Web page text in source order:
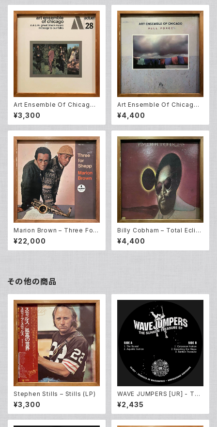
Art Ensemble Of Chicago –
Message To Our Folks (L
P)
¥3,300
Art Ensemble Of Chicago –
Full Force (LP)
¥4,400
Marion Brown – Three For
Shepp (LP)
¥22,000
Billy Cobham – Total Eclip
se (LP)
¥4,400
その他の商品
Stephen Stills – Stills (LP)
¥3,300
WAVE JUMPERS [UR] - The
Sunken Treasure EP (12inc
h New)
¥2,435